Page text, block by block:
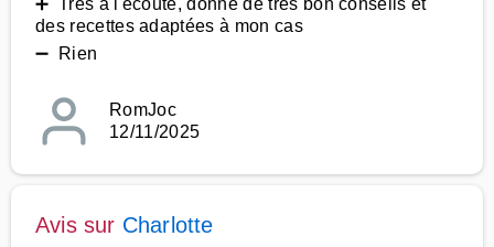
➕ Très à l'écoute, donne de très bon conseils et
des recettes adaptées à mon cas
➖ Rien
RomJoc
12/11/2025
Avis sur Charlotte